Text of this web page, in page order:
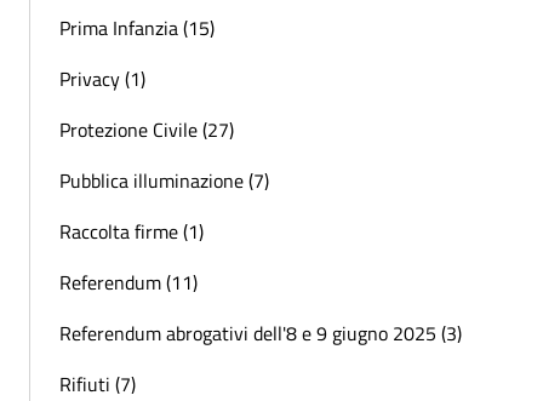
Prima Infanzia (15)
Privacy (1)
Protezione Civile (27)
Pubblica illuminazione (7)
Raccolta firme (1)
Referendum (11)
Referendum abrogativi dell'8 e 9 giugno 2025 (3)
Rifiuti (7)